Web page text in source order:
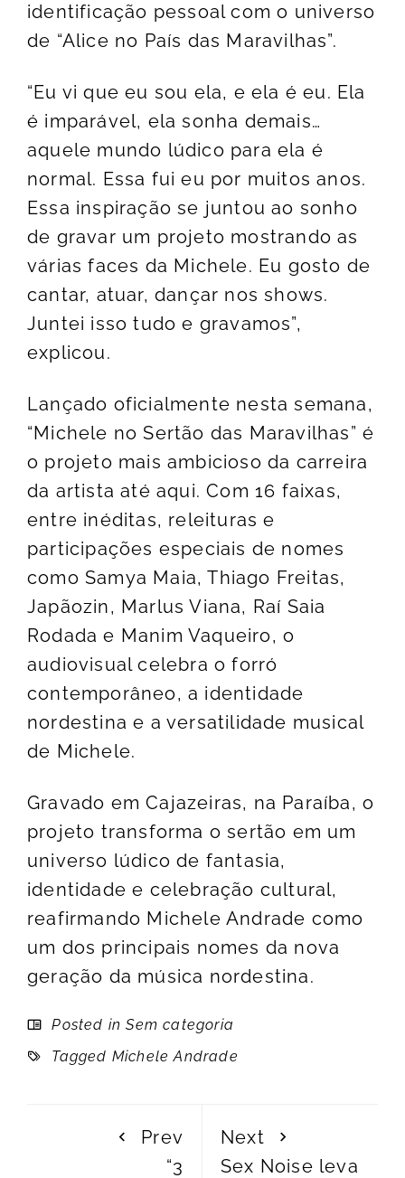
identificação pessoal com o universo
de “Alice no País das Maravilhas”.
“Eu vi que eu sou ela, e ela é eu. Ela
é imparável, ela sonha demais…
aquele mundo lúdico para ela é
normal. Essa fui eu por muitos anos.
Essa inspiração se juntou ao sonho
de gravar um projeto mostrando as
várias faces da Michele. Eu gosto de
cantar, atuar, dançar nos shows.
Juntei isso tudo e gravamos”,
explicou.
Lançado oficialmente nesta semana,
“Michele no Sertão das Maravilhas” é
o projeto mais ambicioso da carreira
da artista até aqui. Com 16 faixas,
entre inéditas, releituras e
participações especiais de nomes
como Samya Maia, Thiago Freitas,
Japãozin, Marlus Viana, Raí Saia
Rodada e Manim Vaqueiro, o
audiovisual celebra o forró
contemporâneo, a identidade
nordestina e a versatilidade musical
de Michele.
Gravado em Cajazeiras, na Paraíba, o
projeto transforma o sertão em um
universo lúdico de fantasia,
identidade e celebração cultural,
reafirmando Michele Andrade como
um dos principais nomes da nova
geração da música nordestina.
Posted in Sem categoria
Tagged Michele Andrade
Prev
“3
Next
Sex Noise leva